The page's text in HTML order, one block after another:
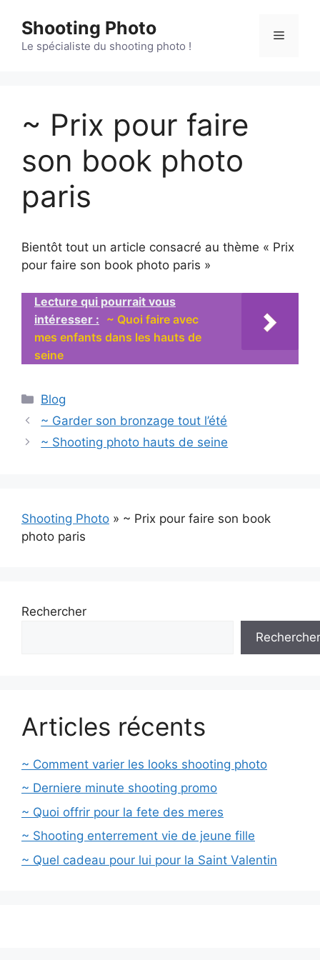
contenu
Shooting Photo
Le spécialiste du shooting photo !
Menu
~ Prix pour faire
son book photo
paris
Bientôt tout un article consacré au thème « Prix
pour faire son book photo paris »
Lecture qui pourrait vous
intéresser : ~ Quoi faire avec
mes enfants dans les hauts de
seine
Catégories
Blog
~ Garder son bronzage tout l’été
~ Shooting photo hauts de seine
Shooting Photo » ~ Prix pour faire son book
photo paris
Rechercher
Rechercher
Articles récents
~ Comment varier les looks shooting photo
~ Derniere minute shooting promo
~ Quoi offrir pour la fete des meres
~ Shooting enterrement vie de jeune fille
~ Quel cadeau pour lui pour la Saint Valentin